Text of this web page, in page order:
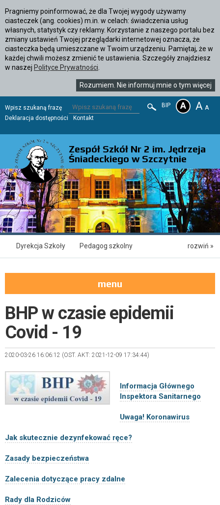
Pragniemy poinformować, że dla Twojej wygody używamy
ciasteczek (ang. cookies) m.in. w celach: świadczenia usług
własnych, statystyk czy reklamy. Korzystanie z naszego portalu bez
zmiany ustawień Twojej przeglądarki internetowej oznacza, że
ciasteczka będą umieszczane w Twoim urządzeniu. Pamiętaj, że w
każdej chwili możesz zmienić te ustawienia. Szczegóły znajdziesz
w naszej Polityce Prywatności
Rozumiem. Nie informuj mnie o tym więcej
Wpisz szukaną frazę
BIP
Deklaracja dostępności
Kontakt
A
Zespół Szkół Nr 2 im. Jędrzeja
Śniadeckiego w Szczytnie
Dyrekcja Szkoły Pedagog szkolny
Hotelik Szkolny
rozwiń »
menu
BHP w czasie epidemii
Covid - 19
2020-03-26 16:06:12 (OST. AKT: 2021-12-09 17:34:44)
Informacja Głównego
Inspektora Sanitarnego
Uwaga! Koronawirus
Jak skutecznie dezynfekować ręce?
Zasady bezpieczeństwa
Zalecenia dotyczące pracy zdalne
Rady dla Rodziców